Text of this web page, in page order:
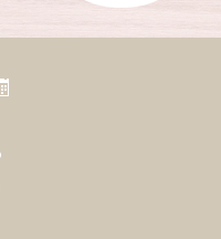
りについて
のカメラマン紹介サイト
増えています。そのた
ルが日本全国各地で多発